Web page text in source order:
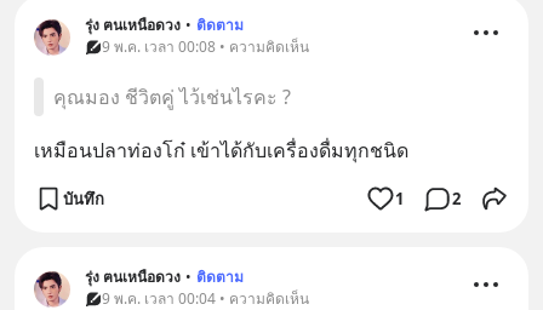
รุ่ง ฅนเหนือดวง • ติดตาม
9 พ.ค. เวลา 00:08 • ความคิดเห็น
คุณมอง ชีวิตคู่ ไว้เช่นไรคะ ?
เหมือนปลาท่องโก๋ เข้าได้กับเครื่องดื่มทุกชนิด
บันทึก 1 2
รุ่ง ฅนเหนือดวง • ติดตาม
9 พ.ค. เวลา 00:04 • ความคิดเห็น